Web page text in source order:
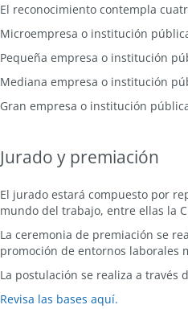
El reconocimiento contempla
Microempresa o institución
Pequeña empresa o institución
Mediana empresa o institución
Gran empresa o institución
Jurado y premiación
El jurado estará compuesto por
mundo del trabajo, entre ellas la
La ceremonia de premiación se
promoción de entornos laborales
La postulación se realiza a través
Revisa las bases aquí.